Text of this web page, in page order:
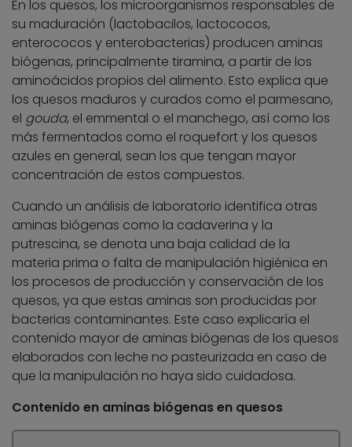
En los quesos, los microorganismos responsables de
su maduración (lactobacilos, lactococos,
enterococos y enterobacterias) producen aminas
biógenas, principalmente tiramina, a partir de los
aminoácidos propios del alimento. Esto explica que
los quesos maduros y curados como el parmesano,
el gouda, el emmental o el manchego, así como los
más fermentados como el roquefort y los quesos
azules en general, sean los que tengan mayor
concentración de estos compuestos.
Cuando un análisis de laboratorio identifica otras
aminas biógenas como la cadaverina y la
putrescina, se denota una baja calidad de la
materia prima o falta de manipulación higiénica en
los procesos de producción y conservación de los
quesos, ya que estas aminas son producidas por
bacterias contaminantes. Este caso explicaría el
contenido mayor de aminas biógenas de los quesos
elaborados con leche no pasteurizada en caso de
que la manipulación no haya sido cuidadosa.
Contenido en aminas biógenas en quesos